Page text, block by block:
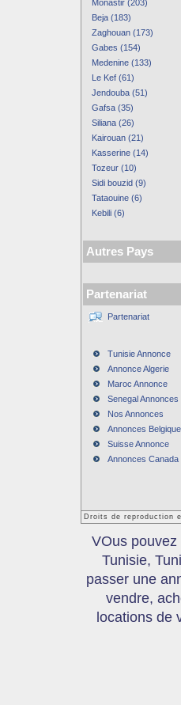
Monastir (203)
Beja (183)
Zaghouan (173)
Gabes (154)
Medenine (133)
Le Kef (61)
Jendouba (51)
Gafsa (35)
Siliana (26)
Kairouan (21)
Kasserine (14)
Tozeur (10)
Sidi bouzid (9)
Tataouine (6)
Kebili (6)
Autres Pays
Partenariat
Partenariat
Tunisie Annonce
Annonce Algerie
Maroc Annonce
Senegal Annonces
Nos Annonces
Annonces Belgique
Suisse Annonce
Annonces Canada
Droits de reproduction
VOus
Tunisie,
passer une
vendre,
locations de